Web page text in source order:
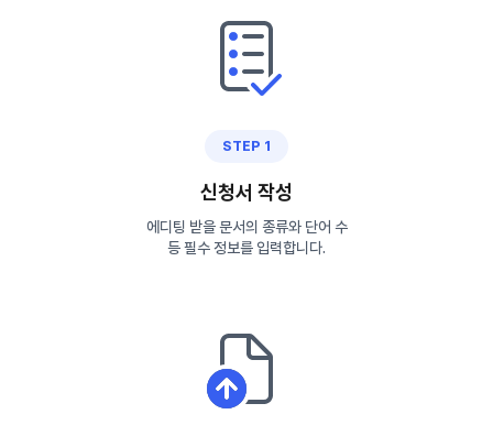
STEP 1
신청서 작성
에디팅 받을 문서의 종류와 단어 수
등 필수 정보를 입력합니다.